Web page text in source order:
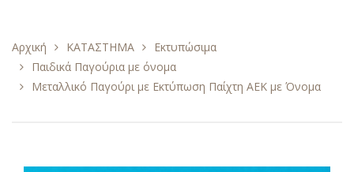
Αρχική ΚΑΤΑΣΤΗΜΑ
Εκτυπώσιμα
Παιδικά Παγούρια με όνομα
Μεταλλικό Παγούρι με Εκτύπωση Παίχτη ΑΕΚ με Όνομα